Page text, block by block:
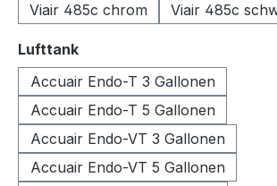
Viair 485c chrom
Viair 485c
Lufttankauswählen
Accuair Endo-T 3 Gallonen
Accuair Endo-T 5 Gallonen
Accuair Endo-VT 3 Gallonen
Accuair Endo-VT 5 Gallonen